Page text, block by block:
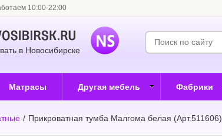
10:00-22:00
в Новосибирске
Матрасы Другая мебель Фабрики
/ Прикроватная тумба Малгома белая (Арт.511606)